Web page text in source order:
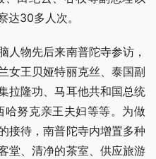
达30多人次。
人物先后来南普陀寺参访，
女王贝娅特丽克丝、泰国副
拉隆功、马耳他共和国总统
哈努克亲王夫妇等等。为做
接待，南普陀寺内增置多种
堂、清净的茶室、供应旅游